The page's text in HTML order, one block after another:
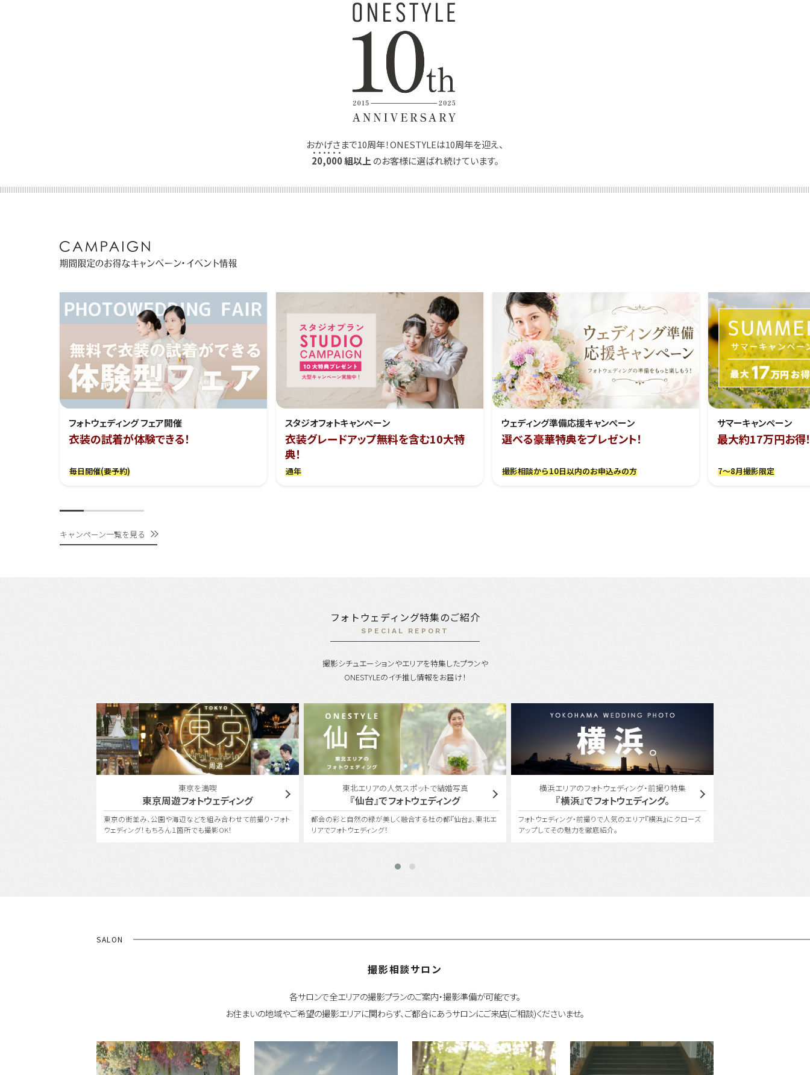
おかげさまで10周年！ONESTYLEは10周年を迎え、
20,000組以上 のお客様に選ばれ続けています。
期間限定のお得なキャンペーン・イベント情報
フォトウェディング フェア開催
衣装の試着が体験できる！
毎日開催(要予約)
スタジオフォトキャンペーン
衣装グレードアップ無料を含む10大特
典！
通年
ウェディング準備応援キャンぺーン
選べる豪華特典をプレゼント！
撮影相談から10日以内のお申込みの方
サマーキャンペーン
最大約17万円お得
7～8月撮影限定
キャンペーン一覧を見る
フォトウェディング特集のご紹介
SPECIAL REPORT
撮影シチュエーションやエリアを特集したプランや
ONESTYLEのイチ推し情報をお届け！
どを組み合わせて前撮り・フォト
東北エリアの人気スポットで結婚写真
『仙台』でフォトウェディング
都会の彩と自然の緑が美しく融合する杜の都『仙台』、東北エ
リアでフォトウェディング！
横浜エリアのフォトウェディング・前撮り特集
『横浜』でフォトウェディング。
フォトウェディング・前撮りで人気のエリア『横浜』にクローズ
アップしてその魅力を徹底紹介。
ユミカツラ コラボレーション
YUMI KATSURA with ONESTYLE
桂 由美氏の美の哲学を受け継ぐ〈ユミカツラ〉の特別な衣装
で、世界にひとつしかないフォトウェディングを。
SALON
撮影相談サロン
各サロンで全エリアの撮影プランのご案内・撮影準備が可能です。
お住まいの地域やご希望の撮影エリアに関わらず、ご都合にあうサロンにご来店(ご相談)くださいませ。